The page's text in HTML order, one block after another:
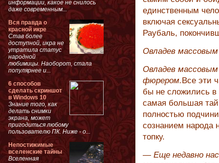
единственным
включая
Раубаль,
Овладев
Овладев
фюрером. Все эти
бы не сложились в
самая большая
полностью
сознанием народа
топку.
— Еще недавно нас
информации, какое не снилось
даже современным...
Вся правда о
красной икре
Став более
доступной, икра не
утратила статус
народной
любимицы. Наоборот, стала
популярнее и...
6 способов
сделать скриншот
в Windows 10
Знание того, как
делать снимки
экрана, может
пригодиться любому
пользователю ПК. Ниже - о...
Непостижимые
вселенские тайны
Вселенная